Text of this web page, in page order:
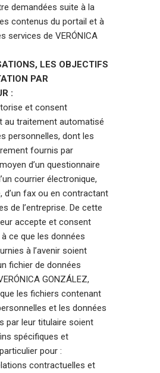
demandées suite à la
contenus du portail et à
services de VERÓNICA
LES OBJECTIFS
PAR
:
et consent
au traitement automatisé
personnelles, dont les
fournis par
d’un questionnaire
courrier électronique,
d’un fax ou en contractant
de l’entreprise. De cette
accepte et consent
ce que les données
à l’avenir soient
fichier de données
GONZÁLEZ,
les fichiers contenant
et les données
par leur titulaire soient
spécifiques et
pour :
contractuelles et